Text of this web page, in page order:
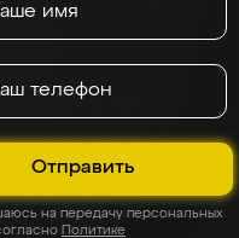
Отправить
на передачу персональных
Политике